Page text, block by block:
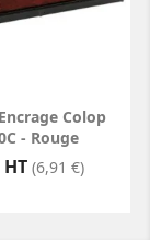
Colop
- Rouge
(6,91 €)